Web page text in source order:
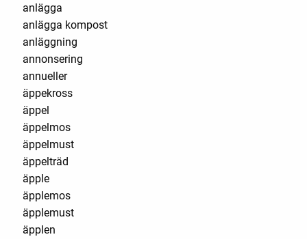
anlägga
anlägga kompost
anläggning
annonsering
annueller
äppekross
äppel
äppelmos
äppelmust
äppelträd
äpple
äpplemos
äpplemust
äpplen